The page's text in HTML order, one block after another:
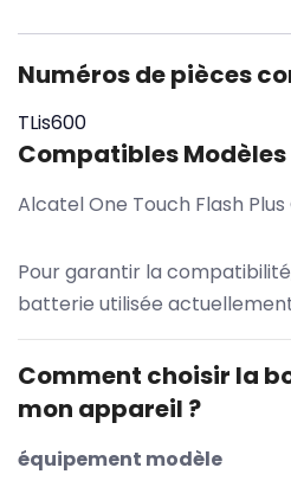
Numéros de pièces
TLis600
Compatibles Modèles
Alcatel One Touch Flash
Pour garantir la
batterie utilisée
Comment choisir la
mon appareil ?
équipement modèle